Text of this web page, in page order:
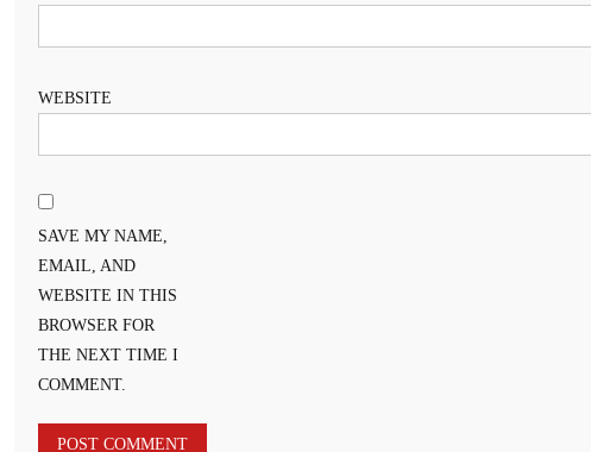
WEBSITE
SAVE MY NAME,
EMAIL, AND
WEBSITE IN THIS
BROWSER FOR
THE NEXT TIME I
COMMENT.